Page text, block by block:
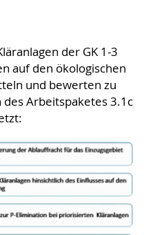
der GK 1-3
auf den ökologischen
und bewerten zu
Arbeitspaketes 3.1c